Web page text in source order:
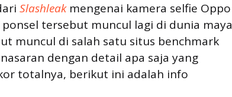
Slashleak mengenai kamera selfie Oppo
ponsel tersebut muncul lagi di dunia maya
muncul di salah satu situs benchmark
dengan detail apa saja yang
totalnya, berikut ini adalah info